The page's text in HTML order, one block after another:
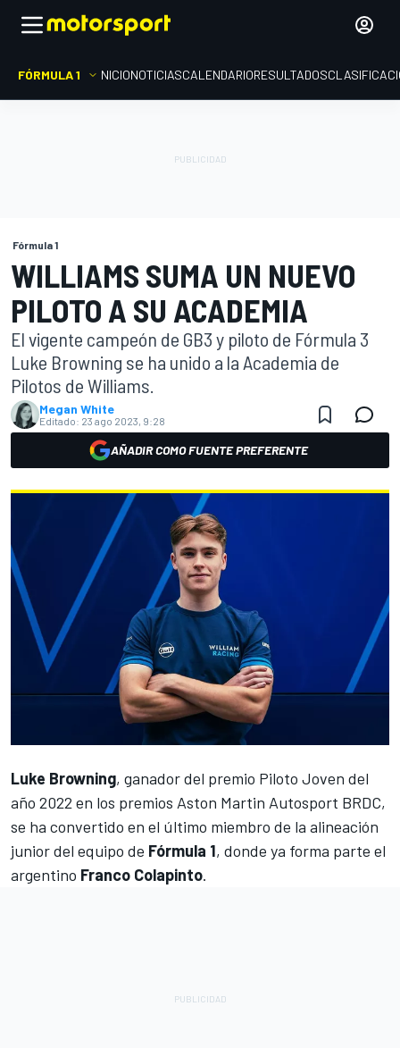
FÓRMULA 1 INICIONOTICIASCALENDARIORESULTADOS
Fórmula 1
WILLIAMS SUMA UN NUEVO
PILOTO A SU ACADEMIA
El vigente campeón de GB3 y piloto de Fórmula 3
Luke Browning se ha unido a la Academia de
Pilotos de Williams.
Megan White
Editado: 23 ago 2023, 9:28
AÑADIR COMO FUENTE PREFERENTE
Luke Browning, ganador del premio Piloto Joven del
año 2022 en los premios Aston Martin Autosport BRDC,
se ha convertido en el último miembro de la alineación
junior del equipo de Fórmula 1, donde ya forma parte el
argentino Franco Colapinto.